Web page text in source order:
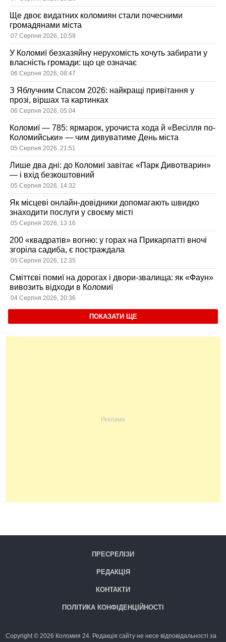
Ще двоє видатних коломиян стали почесними
громадянами міста
07 Серпня 2026, 10:59
У Коломиї безхазяйну нерухомість хочуть забирати у
власність громади: що це означає
06 Серпня 2026, 08:47
З Яблучним Спасом 2026: найкращі привітання у
прозі, віршах та картинках
06 Серпня 2026, 05:04
Коломиї — 785: ярмарок, урочиста хода й «Весілля по-
Коломийськи» — чим дивуватиме День міста
05 Серпня 2026, 21:51
Лише два дні: до Коломиї завітає «Парк Дивотварин»
— і вхід безкоштовний
05 Серпня 2026, 14:32
Як місцеві онлайн-довідники допомагають швидко
знаходити послуги у своєму місті
05 Серпня 2026, 13:16
200 «квадратів» вогню: у горах на Прикарпатті вночі
згоріла садиба, є постраждала
05 Серпня 2026, 12:35
Сміттєві помиї на дорогах і двори-звалища: як «Фаун»
вивозить відходи в Коломиї
04 Серпня 2026, 20:36
ПОКАЗАТИ ЩЕ
ПРЕСРЕЛІЗИ
РЕДАКЦІЯ
КОНТАКТИ
ПОЛІТИКА КОНФІДЕНЦІЙНОСТІ
Copyright © 2026 Коломия 24. Редакція сайту не несе відповідальності за